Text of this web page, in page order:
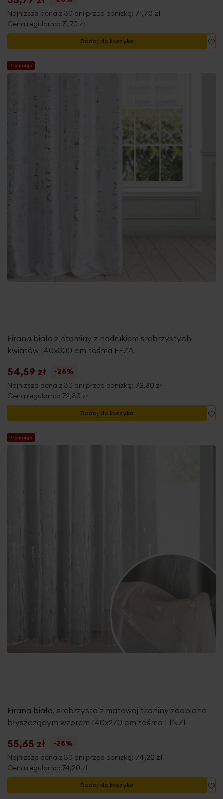
Najniższa cena z 30 dni przed obniżką: 71,70 zł
Cena regularna: 71,70 zł
Dodaj do koszyka
Promocja
Firana biała z etaminy z nadrukiem srebrzystych
kwiatów 140x300 cm taśma FEZA
54,59 zł
-25%
Najniższa cena z 30 dni przed obniżką: 72,80 zł
Cena regularna: 72,80 zł
Dodaj do koszyka
Promocja
Firana biało, srebrzysta z matowej tkaniny zdobiona
błyszczącym wzorem 140x270 cm taśma LINZI
55,65 zł
-25%
Najniższa cena z 30 dni przed obniżką: 74,20 zł
Cena regularna: 74,20 zł
Dodaj do koszyka